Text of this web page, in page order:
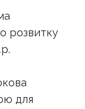
розвитку
для